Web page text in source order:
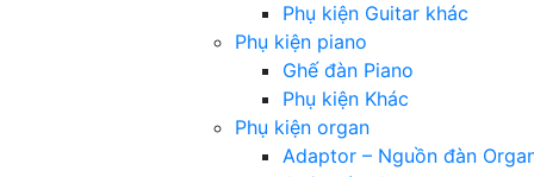
Phụ kiện Guitar khác
Phụ kiện piano
Ghế đàn Piano
Phụ kiện Khác
Phụ kiện organ
Adaptor – Nguồn đàn